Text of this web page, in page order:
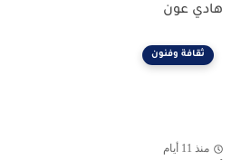
هادي عون
ثقافة وفنون
منذ 11 أيام